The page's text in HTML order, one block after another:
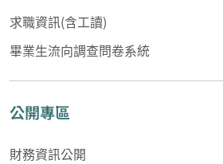
求職資訊(含工讀)
畢業生流向調查問卷系統
公開專區
財務資訊公開